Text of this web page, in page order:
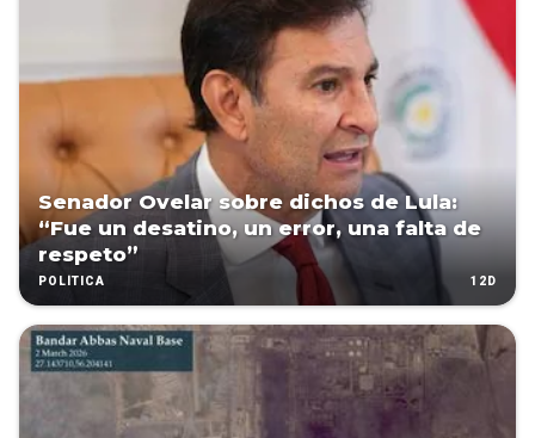
Senador Ovelar sobre dichos de Lula:
“Fue un desatino, un error, una falta de
respeto”
POLÍTICA 12D